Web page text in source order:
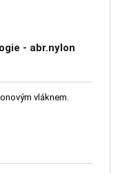
- abr.nylon
vláknem.